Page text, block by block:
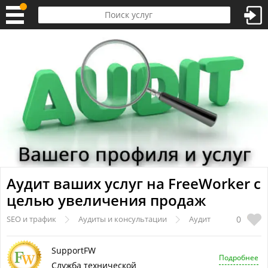
Аудит ваших услуг на FreeWorker с
целью увеличения продаж
0
SEO и трафик Аудиты и консультации Аудит
SupportFW
Служба технической
Подробнее